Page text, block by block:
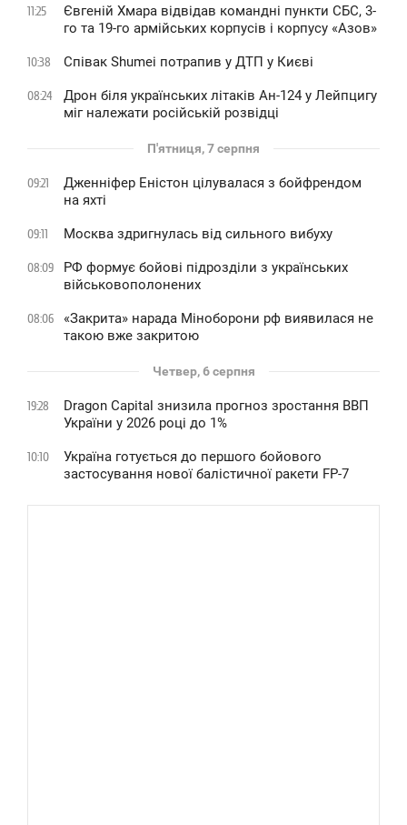
11:25
Євгеній Хмара відвідав командні пункти СБС, 3-
го та 19-го армійських корпусів і корпусу «Азов»
10:38 Співак Shumei потрапив у ДТП у Києві
08:24
Дрон біля українських літаків Ан-124 у Лейпцигу
міг належати російській розвідці
П'ятниця, 7 серпня
09:21
Дженніфер Еністон цілувалася з бойфрендом
на яхті
09:11 Москва здригнулась від сильного вибуху
08:09
РФ формує бойові підрозділи з українських
військовополонених
08:06
«Закрита» нарада Міноборони рф виявилася не
такою вже закритою
Четвер, 6 серпня
19:28
Dragon Capital знизила прогноз зростання ВВП
України у 2026 році до 1%
10:10
Україна готується до першого бойового
застосування нової балістичної ракети FP-7